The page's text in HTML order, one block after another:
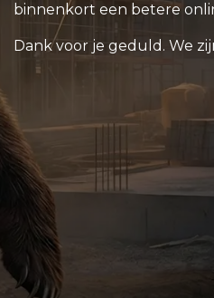
binnenkort een betere
Dank voor je geduld. We